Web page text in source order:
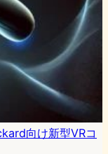
向け新型VRコ